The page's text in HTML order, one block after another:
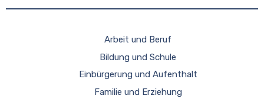
Arbeit und Beruf
Bildung und Schule
Einbürgerung und Aufenthalt
Familie und Erziehung